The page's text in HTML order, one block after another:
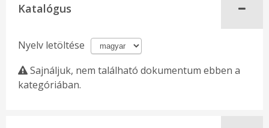
Katalógus
Nyelv letöltése
Sajnáljuk, nem található dokumentum ebben a
kategóriában.